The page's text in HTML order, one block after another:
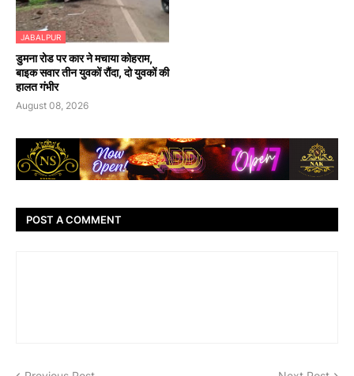
JABALPUR
डुमना रोड पर कार ने मचाया कोहराम,
बाइक सवार तीन युवकों रौंदा, दो युवकों की
हालत गंभीर
August 08, 2026
POST A COMMENT